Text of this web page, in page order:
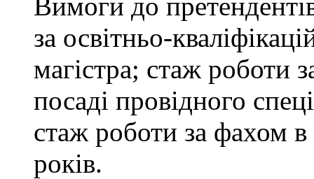
за освітньо-
магістра; стаж роботи
посаді провідного
стаж роботи за фахом
років.